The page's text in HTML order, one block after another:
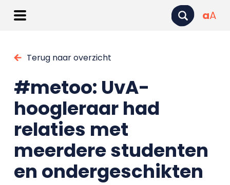
aA
Terug naar overzicht
#metoo: UvA-
hoogleraar had
relaties met
meerdere studenten
en ondergeschikten